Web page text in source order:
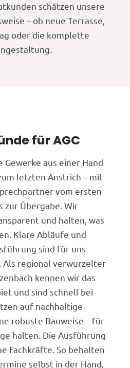
schätzen unsere
– ob neue Terrasse,
oder die komplette
für AGC
Gewerke aus einer Hand
letzten Anstrich – mit
vom ersten
zur Übergabe. Wir
und halten, was
Klare Abläufe und
sind für uns
Als regional verwurzelter
kennen wir das
und sind schnell bei
auf nachhaltige
robuste Bauweise – für
halten. Die Ausführung
Fachkräfte. So behalten
selbst in der Hand,